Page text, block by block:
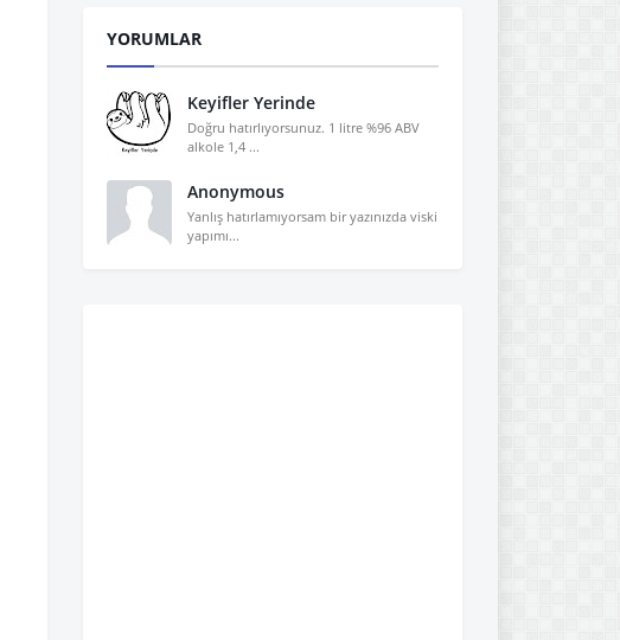
YORUMLAR
Keyifler Yerinde
Doğru hatırlıyorsunuz. 1 litre %96 ABV
alkole 1,4 ...
Anonymous
Yanlış hatırlamıyorsam bir yazınızda viski
yapımı...